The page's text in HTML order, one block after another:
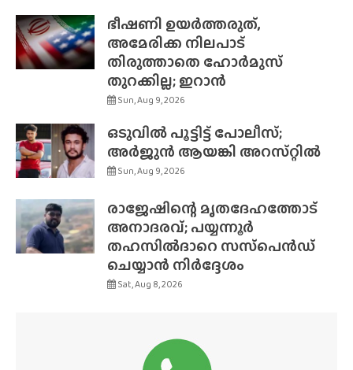
ഭീഷണി ഉയർത്തരുത്,
അമേരിക്ക നിലപാട്
തിരുത്താതെ ഹോർമുസ്
തുറക്കില്ല; ഇറാൻ
Sun, Aug 9, 2026
ഒടുവിൽ പൂട്ടിട്ട് പോലീസ്;
അർജുൻ ആയങ്കി അറസ്‌റ്റിൽ
Sun, Aug 9, 2026
രാജേഷിന്റെ മൃതദേഹത്തോട്
അനാദരവ്; പയ്യന്നൂർ
തഹസിൽദാറെ സസ്‌പെൻഡ്
ചെയ്യാൻ നിർദ്ദേശം
Sat, Aug 8, 2026